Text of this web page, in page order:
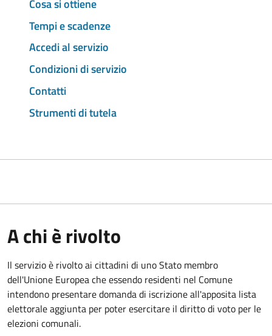
Cosa si ottiene
Tempi e scadenze
Accedi al servizio
Condizioni di servizio
Contatti
Strumenti di tutela
A chi è rivolto
Il servizio è rivolto ai cittadini di uno Stato membro
dell'Unione Europea che essendo residenti nel Comune
intendono presentare domanda di iscrizione all'apposita lista
elettorale aggiunta per poter esercitare il diritto di voto per le
elezioni comunali.